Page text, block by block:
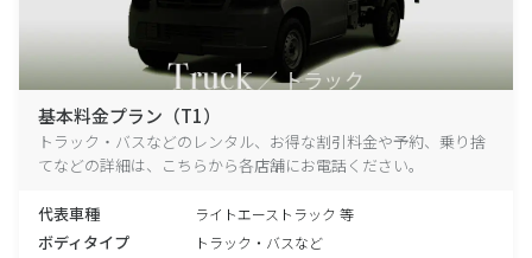
基本料金プラン（T1）
トラック・バスなどのレンタル、お得な割引料金や予約、乗り捨
てなどの詳細は、こちらから各店舗にお電話ください。
代表車種 ライトエーストラック 等
ボディタイプ トラック・バスなど